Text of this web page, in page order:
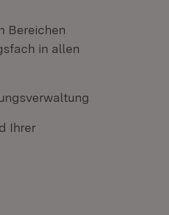
Bereichen
in allen
Ihrer